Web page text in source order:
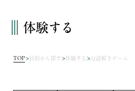
体験する
TOP 目的から探す 体験する AI謎解きゲーム